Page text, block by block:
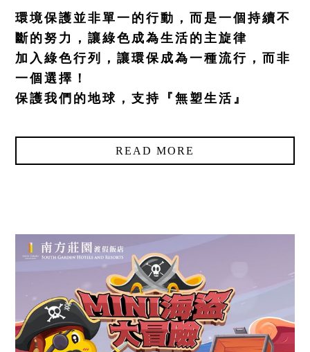
抬頭：樹籽股份有限公司桃園分公司
統編：28973757
環境保護並非單一的行動，而是一個持續不
斷的努力，讓綠色成為生活的主旋律
加入綠色行列，讓環保成為一種流行，而非
一個選擇！
保護我們的地球，支持『無塑生活』
READ MORE